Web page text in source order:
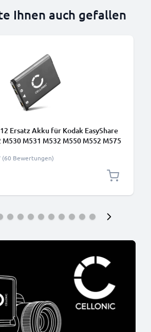
Ihnen auch gefallen
Ersatz Akku für Kodak EasyShare
M531 M532 M550 M552 M575
Batterie
(60 Bewertungen)